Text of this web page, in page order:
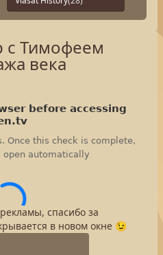
с Тимофеем
века
спасибо за
в новом окне 😉